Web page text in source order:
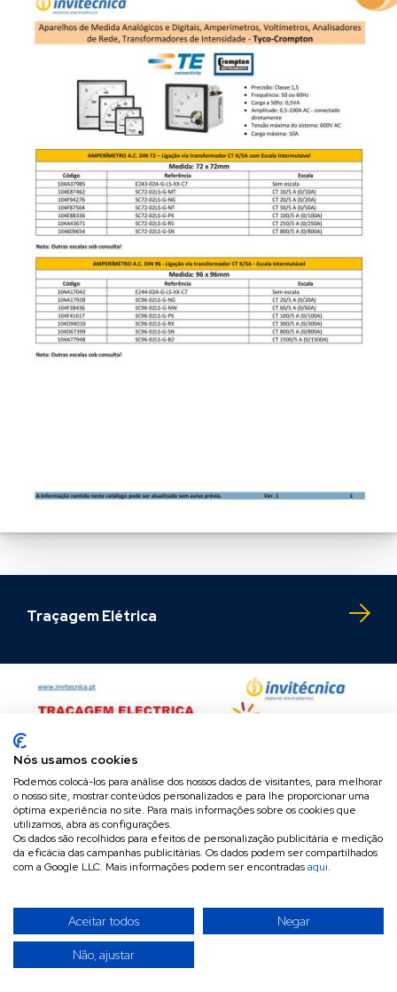
Traçagem Elétrica
Nós usamos cookies
Podemos colocá-los para análise dos nossos dados de visitantes, para melhorar
o nosso site, mostrar conteúdos personalizados e para lhe proporcionar uma
óptima experiência no site. Para mais informações sobre os cookies que
utilizamos, abra as configurações.
Os dados são recolhidos para efeitos de personalização publicitária e medição
da eficácia das campanhas publicitárias. Os dados podem ser compartilhados
com a Google LLC. Mais informações podem ser encontradasaqui.
Aceitar todos Negar
Não, ajustar